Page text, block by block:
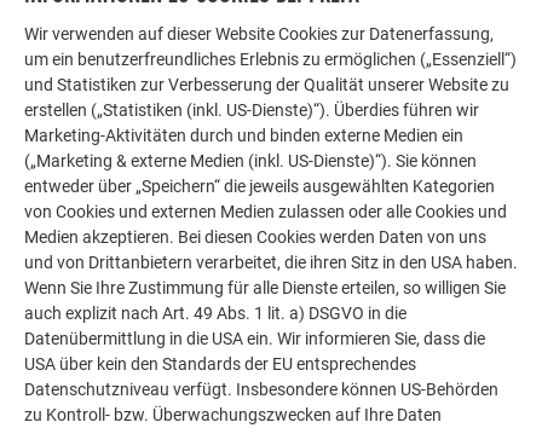
LASSEN SIE SICH INSPIRIEREN
WEITERE OBJEKTE
Die PREFA Referenzgalerie zeigt, wie vielseitig
Aluminium eingesetzt werden kann. Entdecken Sie
weitere beeindruckende Projekte mit den langlebigen
PREFA Aluminiumlösungen für Dach, Solar und
Fassade.
MEHR REFERENZEN ANSEHEN
Wir verwenden auf dieser Website Cookies zur Datenerfassung,
um ein benutzerfreundliches Erlebnis zu ermöglichen („Essenziell“)
und Statistiken zur Verbesserung der Qualität unserer Website zu
erstellen („Statistiken (inkl. US-Dienste)“). Überdies führen wir
Marketing-Aktivitäten durch und binden externe Medien ein
(„Marketing & externe Medien (inkl. US-Dienste)“). Sie können
entweder über „Speichern“ die jeweils ausgewählten Kategorien
von Cookies und externen Medien zulassen oder alle Cookies und
Medien akzeptieren. Bei diesen Cookies werden Daten von uns
und von Drittanbietern verarbeitet, die ihren Sitz in den USA haben.
Wenn Sie Ihre Zustimmung für alle Dienste erteilen, so willigen Sie
auch explizit nach Art. 49 Abs. 1 lit. a) DSGVO in die
Datenübermittlung in die USA ein. Wir informieren Sie, dass die
USA über kein den Standards der EU entsprechendes
Datenschutzniveau verfügt. Insbesondere können US-Behörden
zu Kontroll- bzw. Überwachungszwecken auf Ihre Daten